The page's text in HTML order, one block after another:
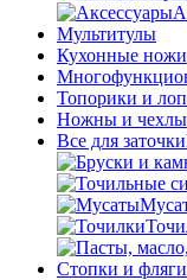
Мультитулы
Кухонные ножи
Топорики и
Ножны и чехлы
Все для заточки
Стопки и фляги